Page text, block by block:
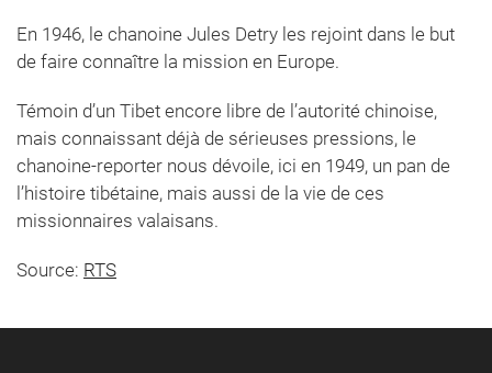
En 1946, le chanoine Jules Detry les rejoint dans le but
de faire connaître la mission en Europe.
Témoin d’un Tibet encore libre de l’autorité chinoise,
mais connaissant déjà de sérieuses pressions, le
chanoine-reporter nous dévoile, ici en 1949, un pan de
l’histoire tibétaine, mais aussi de la vie de ces
missionnaires valaisans.
Source: RTS